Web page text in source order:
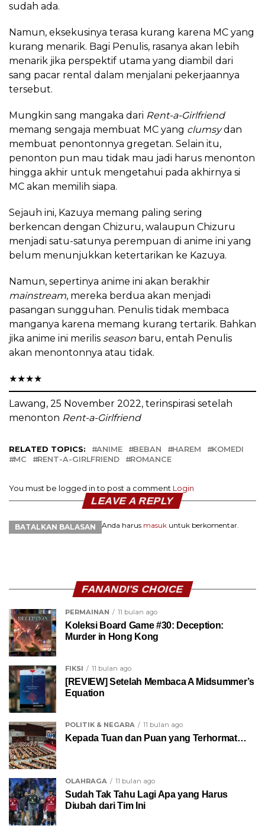
sudah ada.
Namun, eksekusinya terasa kurang karena MC yang
kurang menarik. Bagi Penulis, rasanya akan lebih
menarik jika perspektif utama yang diambil dari
sang pacar rental dalam menjalani pekerjaannya
tersebut.
Mungkin sang mangaka dari Rent-a-Girlfriend
memang sengaja membuat MC yang clumsydan
membuat penontonnya gregetan. Selain itu,
penonton pun mau tidak mau jadi harus menonton
hingga akhir untuk mengetahui pada akhirnya si
MC akan memilih siapa.
Sejauh ini, Kazuya memang paling sering
berkencan dengan Chizuru, walaupun Chizuru
menjadi satu-satunya perempuan di anime ini yang
belum menunjukkan ketertarikan ke Kazuya.
Namun, sepertinya anime ini akan berakhir
mainstream, mereka berdua akan menjadi
pasangan sungguhan. Penulis tidak membaca
manganya karena memang kurang tertarik. Bahkan
jika anime ini merilis season baru, entah Penulis
akan menontonnya atau tidak.
★★★★
Lawang, 25 November 2022, terinspirasi setelah
menonton Rent-a-Girlfriend
RELATED TOPICS: ANIME BEBAN HAREM
KOMEDI
MC
RENT-A-GIRLFRIEND ROMANCE
You must be logged in to post a comment Login
LEAVE A REPLY
BATALKAN BALASAN Anda harus masuk untuk berkomentar.
FANANDI'S CHOICE
PERMAINAN 11 bulan ago
Koleksi Board Game #30: Deception:
Murder in Hong Kong
FIKSI 11 bulan ago
[REVIEW] Setelah Membaca A Midsummer’s
Equation
POLITIK & NEGARA 11 bulan ago
Kepada Tuan dan Puan yang Terhormat…
OLAHRAGA 11 bulan ago
Sudah Tak Tahu Lagi Apa yang Harus
Diubah dari Tim Ini